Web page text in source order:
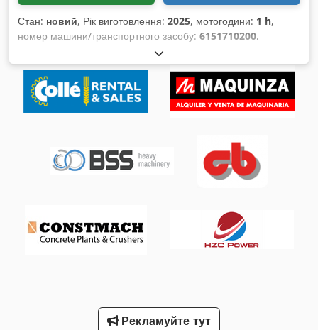
Стан: новий, Рік виготовлення: 2025, мотогодини: 1 h,
номер машини/транспортного засобу: 6151710200,
Демонстраційний інструмент з лише 2 годинами роботи:
Chicago Pneumatic CP4210AS, заклепочний прес з
короткою губкою типу 'Алігатор'. Використовуйте переваги
пневматичного заклепочника CP для найпоширеніших
заклепочних та ремонтних робіт із металевими
Технічні характеристики: - Максимальна сила стиснення (90
psi/6,2 бар): 13,3 кН - Максимальний хід поршня: 15,9 мм -
Висота: 92 мм - Довжина: 233 мм - Вага: 1,7 кг - Тип губок:
короткий 'Алігатор' - Основний матеріал: алюміній - Макс.
Rcszer - Макс. діаметр алюмінієвої заклепки (мм): 3,2 -
Макс. діаметр сталевої заклепки (дюйм): 3/32 - Макс.
діаметр сталевої заклепки (мм): 2,4 - Система запуску:
магазину — у нас завжди великий вибір пневмоінструменту
Рекламуйте тут